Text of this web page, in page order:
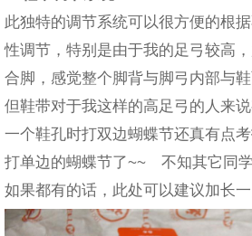
此独特的调节系统可以很方便的根
性调节，特别是由于我的足弓较高
合脚，感觉整个脚背与脚弓内部与鞋
但鞋带对于我这样的高足弓的人来
一个鞋孔时打双边蝴蝶节还真有点
打单边的蝴蝶节了~~ 不知其它同学
如果都有的话，此处可以建议加长